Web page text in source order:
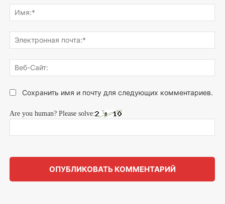
что
думаете...
Сохранить имя и почту для следующих комментариев.
Are you human? Please solve: